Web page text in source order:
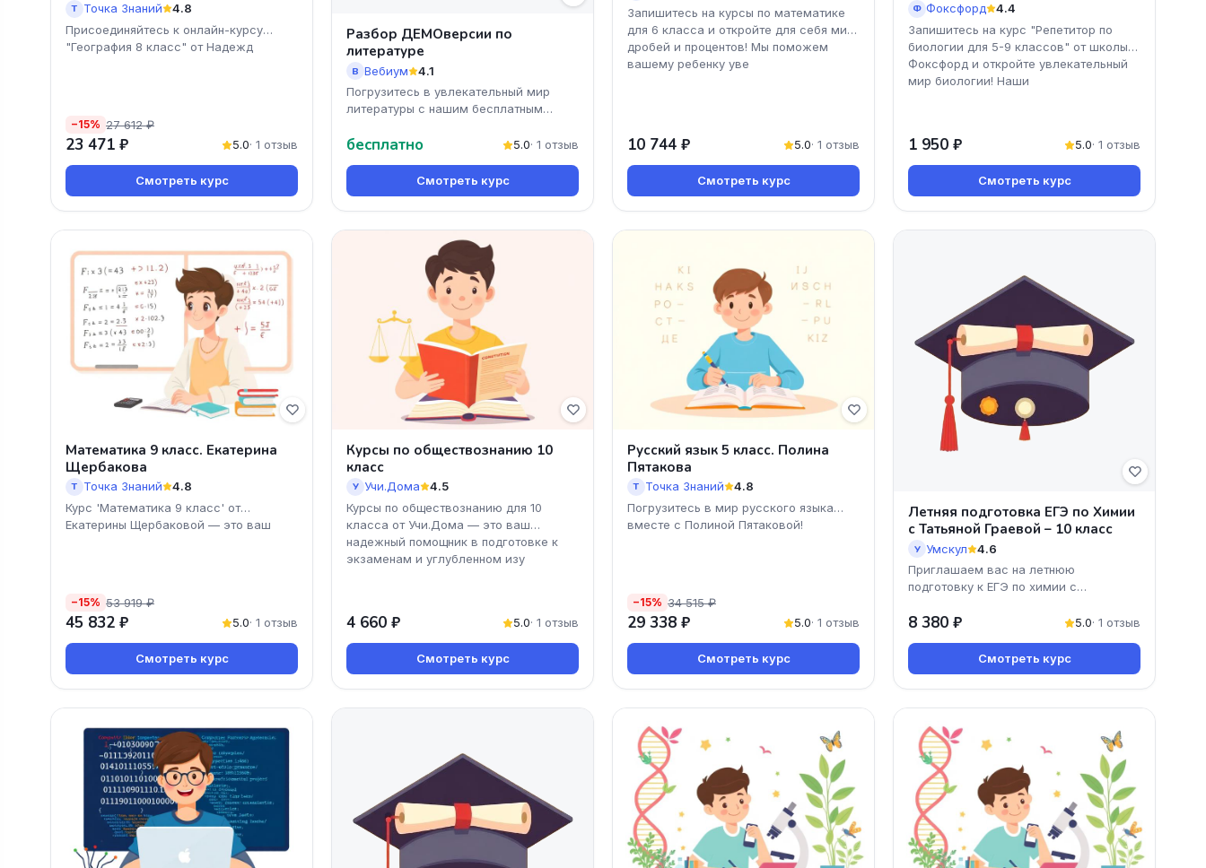
Т Точка Знаний
4.8
Присоединяйтесь к онлайн-курсу
"География 8 класс" от Надежд
−15% 27 612 ₽
23 471 ₽ 5.0· 1 отзыв
Смотреть курс
Разбор ДЕМОверсии по
литературе
В Вебиум
4.1
Погрузитесь в увлекательный мир
литературы с нашим бесплатным
по литературе'. Вы получи
бесплатно 5.0· 1 отзыв
Смотреть курс
Запишитесь на курсы по математике
для 6 класса и откройте для себя мир
дробей и процентов! Мы поможем
вашему ребенку уве
10 744 ₽ 5.0· 1 отзыв
Смотреть курс
Ф Фоксфорд
4.4
Запишитесь на курс "Репетитор по
биологии для 5-9 классов" от школы
Фоксфорд и откройте увлекательный
мир биологии! Наши
1 950 ₽ 5.0· 1 отзыв
Смотреть курс
Математика 9 класс. Екатерина
Щербакова
Т Точка Знаний
4.8
Курс 'Математика 9 класс' от
Екатерины Щербаковой — это ваш
−15% 53 919 ₽
45 832 ₽ 5.0· 1 отзыв
Смотреть курс
Курсы по обществознанию 10
класс
У Учи.Дома
4.5
Курсы по обществознанию для 10
класса от Учи.Дома — это ваш
надежный помощник в подготовке к
экзаменам и углубленном изу
4 660 ₽ 5.0· 1 отзыв
Смотреть курс
Русский язык 5 класс. Полина
Пятакова
Т Точка Знаний
4.8
Погрузитесь в мир русского языка
вместе с Полиной Пятаковой!
−15% 34 515 ₽
29 338 ₽ 5.0· 1 отзыв
Смотреть курс
Летняя подготовка ЕГЭ по Химии
с Татьяной Граевой – 10 класс
У Умскул
4.6
Приглашаем вас на летнюю
подготовку к ЕГЭ по химии с
Татьяной Граевой! Этот онлайн-курс
8 380 ₽ 5.0· 1 отзыв
Смотреть курс